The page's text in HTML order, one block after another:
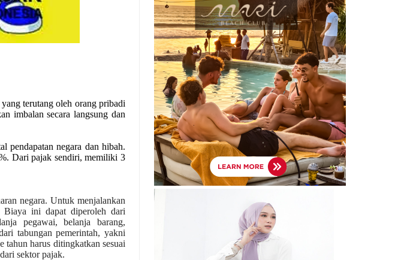
terutang oleh orang pribadi
imbalan secara langsung dan
pendapatan negara dan hibah.
Dari pajak sendiri, memiliki 3
negara. Untuk menjalankan
Biaya ini dapat diperoleh dari
pegawai, belanja barang,
tabungan pemerintah, yakni
tahun harus ditingkatkan sesuai
sektor pajak.